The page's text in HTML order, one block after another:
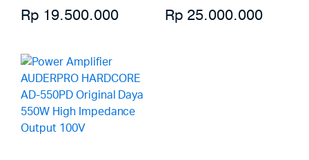
Rp 19.500.000 Rp 25.000.000